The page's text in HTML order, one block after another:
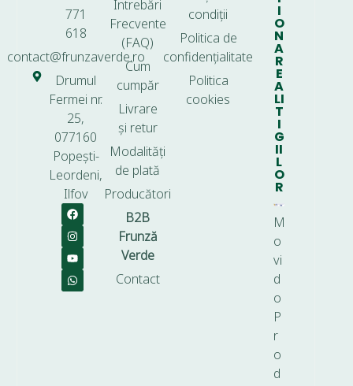
771
618
contact@frunzaverde.ro
Drumul
Fermei nr.
25,
077160
Popești-
Leordeni,
Ilfov
Întrebări
Frecvente
(FAQ)
Cum
cumpăr
Livrare
și retur
Modalități
de plată
Producători
B2B
Frunză
Verde
Contact
condiții
Politica de
confidențialitate
Politica
cookies
I
O
N
A
R
E
A
LI
T
I
G
II
L
O
R
M
o
vi
d
o
P
r
o
d